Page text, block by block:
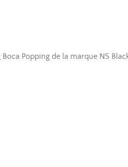
Popping de la marque NS